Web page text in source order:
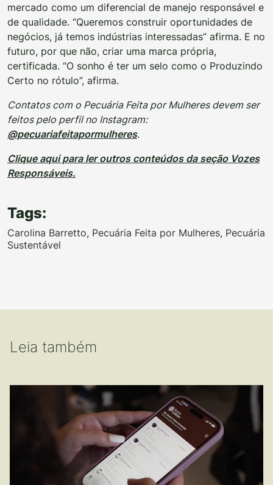
mercado como um diferencial de manejo responsável e
de qualidade. “Queremos construir oportunidades de
negócios, já temos indústrias interessadas” afirma. E no
futuro, por que não, criar uma marca própria,
certificada. “O sonho é ter um selo como o Produzindo
Certo no rótulo”, afirma.
Contatos com o Pecuária Feita por Mulheres devem ser
feitos pelo perfil no Instagram:
@pecuariafeitapormulheres.
Clique aqui para ler outros conteúdos da seção Vozes
Responsáveis.
Tags:
Carolina Barretto, Pecuária Feita por Mulheres, Pecuária
Sustentável
Leia também